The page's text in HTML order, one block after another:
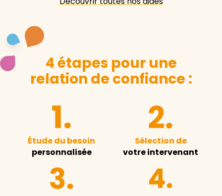
4 étapes pour une
relation de confiance :
Étude du besoin
personnalisée
Sélection de
votre intervenant